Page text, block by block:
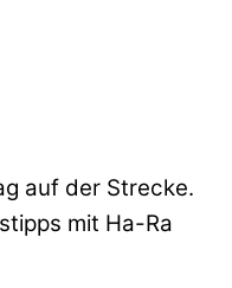
auf der Strecke.
mit Ha-Ra